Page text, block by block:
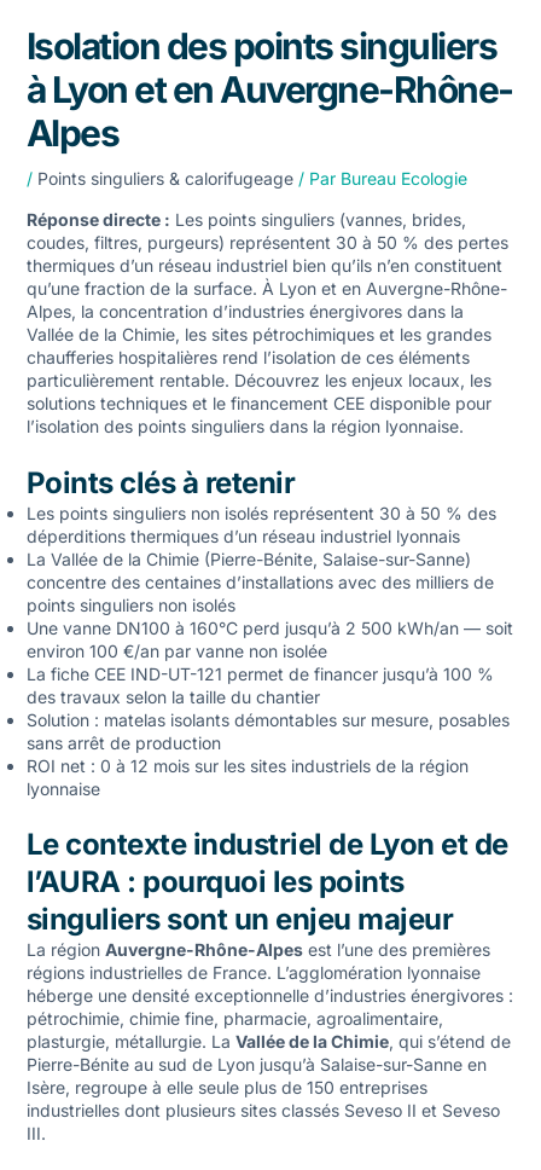
Isolation des points singuliers
à Lyon et en Auvergne-Rhône-
Alpes
/ Points singuliers & calorifugeage/ Par Bureau Ecologie
Réponse directe : Les points singuliers (vannes, brides,
coudes, filtres, purgeurs) représentent 30 à 50 % des pertes
thermiques d’un réseau industriel bien qu’ils n’en constituent
qu’une fraction de la surface. À Lyon et en Auvergne-Rhône-
Alpes, la concentration d’industries énergivores dans la
Vallée de la Chimie, les sites pétrochimiques et les grandes
chaufferies hospitalières rend l’isolation de ces éléments
particulièrement rentable. Découvrez les enjeux locaux, les
solutions techniques et le financement CEE disponible pour
l’isolation des points singuliersdans la région lyonnaise.
Points clés à retenir
Les points singuliers non isolés représentent 30 à 50 % des
déperditions thermiques d’un réseau industriel lyonnais
La Vallée de la Chimie (Pierre-Bénite, Salaise-sur-Sanne)
concentre des centaines d’installations avec des milliers de
points singuliers non isolés
Une vanne DN100 à 160°C perd jusqu’à 2 500 kWh/an — soit
environ 100 €/an par vanne non isolée
La fiche CEE IND-UT-121 permet de financer jusqu’à 100 %
des travaux selon la taille du chantier
Solution : matelas isolants démontables sur mesure, posables
sans arrêt de production
ROI net : 0 à 12 mois sur les sites industriels de la région
lyonnaise
Le contexte industriel de Lyon et de
l’AURA : pourquoi les points
singuliers sont un enjeu majeur
La région Auvergne-Rhône-Alpesest l’une des premières
régions industrielles de France. L’agglomération lyonnaise
héberge une densité exceptionnelle d’industries énergivores :
pétrochimie, chimie fine, pharmacie, agroalimentaire,
plasturgie, métallurgie. La Vallée de la Chimie, qui s’étend de
Pierre-Bénite au sud de Lyon jusqu’à Salaise-sur-Sanne en
Isère, regroupe à elle seule plus de 150 entreprises
industrielles dont plusieurs sites classés Seveso II et Seveso
III.